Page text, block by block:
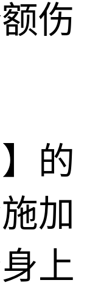
伤
的
加
上